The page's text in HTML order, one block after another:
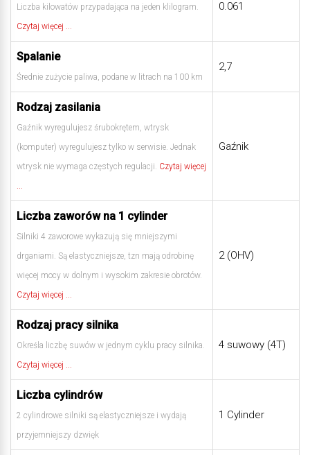
Liczba kilowatów przypadająca na jeden klilogram.
Czytaj więcej ...
0.061
Spalanie
Średnie zużycie paliwa, podane w litrach na 100 km
2,7
Rodzaj zasilania
Gaźnik wyregulujesz śrubokrętem, wtrysk
(komputer) wyregulujesz tylko w serwisie. Jednak
wtrysk nie wymaga częstych regulacji. Czytaj więcej
...
Gaźnik
Liczba zaworów na 1 cylinder
Silniki 4 zaworowe wykazują się mniejszymi
drganiami. Są elastyczniejsze, tzn mają odrobinę
więcej mocy w dolnym i wysokim zakresie obrotów.
Czytaj więcej ...
2 (OHV)
Rodzaj pracy silnika
Określa liczbę suwów w jednym cyklu pracy silnika.
Czytaj więcej ...
4 suwowy (4T)
Liczba cylindrów
2 cylindrowe silniki są elastyczniejsze i wydają
przyjemniejszy dzwięk
1 Cylinder